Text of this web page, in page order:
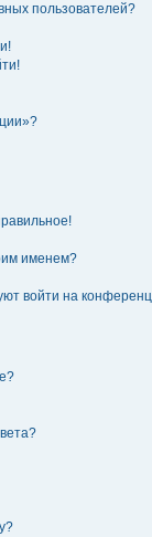
пользователей?
именем?
войти на